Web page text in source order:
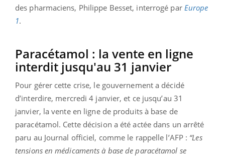
des pharmaciens, Philippe Besset, interrogé par Europe
1.
Paracétamol : la vente en ligne
interdit jusqu'au 31 janvier
Pour gérer cette crise, le gouvernement a décidé
d’interdire, mercredi 4 janvier, et ce jusqu’au 31
janvier, la vente en ligne de produits à base de
paracétamol. Cette décision a été actée dans un arrêté
paru au Journal officiel, comme le rappelle l’AFP : “Les
tensions en médicaments à base de paracétamol se